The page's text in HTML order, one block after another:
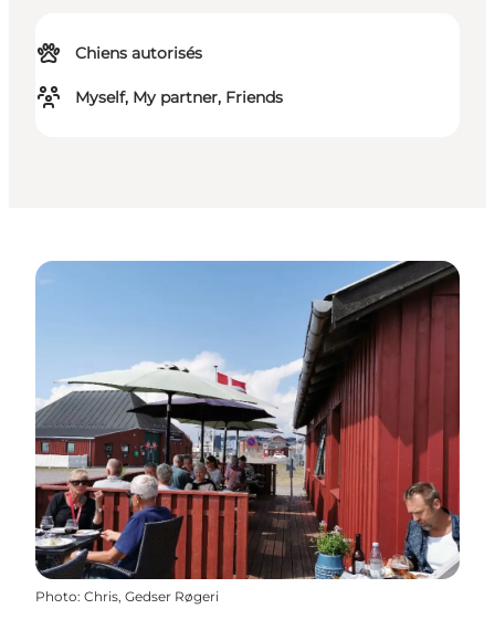
Chiens autorisés
Myself, My partner, Friends
Photo: Chris, Gedser Røgeri